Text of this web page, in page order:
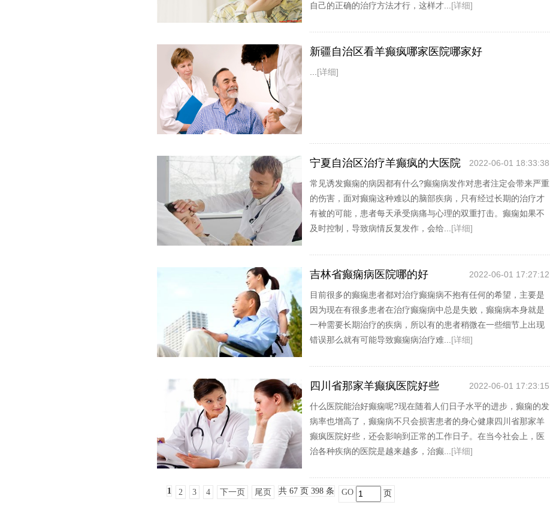
自己的正确的治疗方法才行，这样才... [详细]
新疆自治区看羊癫疯哪家医院哪家好
[详细]
宁夏自治区治疗羊癫疯的大医院 2022-06-01 18:33:38
常见诱发癫痫的病因都有什么?癫痫病发作对患者注定会带来严重
的伤害，面对癫痫这种难以的脑部疾病，只有经过长期的治疗才
有被的可能，患者每天承受病痛与心理的双重打击。癫痫如果不
及时控制，导致病情反复发作，会给... [详细]
吉林省癫痫病医院哪的好 2022-06-01 17:27:12
目前很多的癫痫患者都对治疗癫痫病不抱有任何的希望，主要是
因为现在有很多患者在治疗癫痫病中总是失败，癫痫病本身就是
一种需要长期治疗的疾病，所以有的患者稍微在一些细节上出现
错误那么就有可能导致癫痫病治疗难... [详细]
四川省那家羊癫疯医院好些 2022-06-01 17:23:15
什么医院能治好癫痫呢?现在随着人们日子水平的进步，癫痫的发
病率也增高了，癫痫病不只会损害患者的身心健康四川省那家羊
癫疯医院好些，还会影响到正常的工作日子。在当今社会上，医
治各种疾病的医院是越来越多，治癫... [详细]
1 2 3 4 下一页 尾页 共 67 页 398 条 页
GO